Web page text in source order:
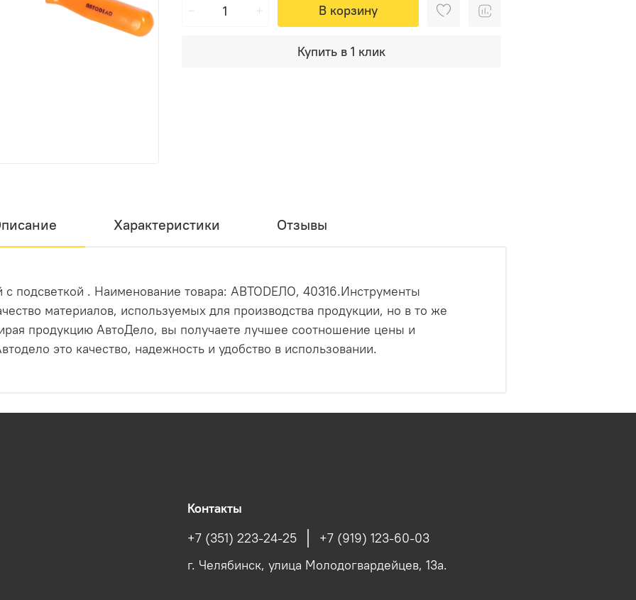
В корзину
Купить в 1 клик
Характеристики Отзывы
с подсветкой . Наименование товара: АВТОDЕЛО, 40316.Инструменты
материалов, используемых для производства продукции, но в то же
продукцию АвтоДело, вы получаете лучшее соотношение цены и
это качество, надежность и удобство в использовании.
Контакты
+7 (351) 223-24-25
+7 (919) 123-60-03
г. Челябинск, улица Молодогвардейцев, 13а.